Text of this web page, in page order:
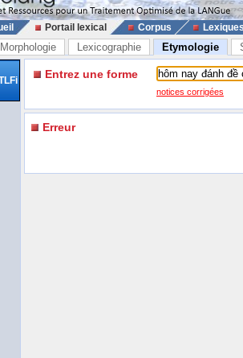
Portail lexical Corpus
Morphologie Lexicographie Etymologie
Entrez une forme
notices corrigées
Erreur